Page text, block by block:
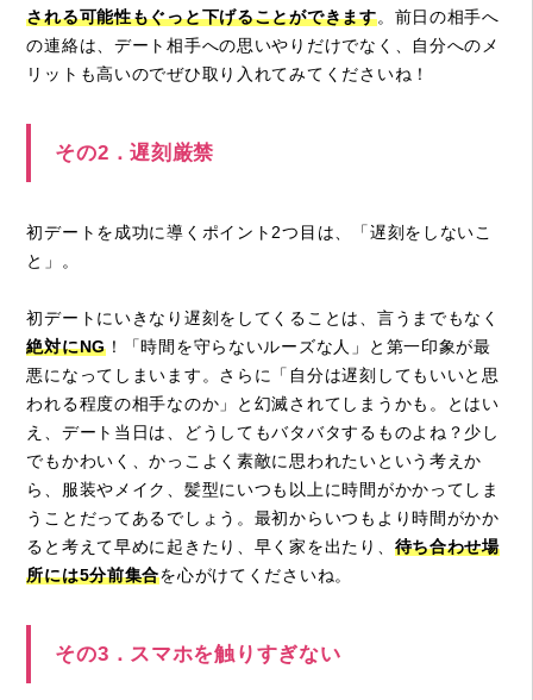
される可能性もぐっと下げることができます。前日の相手へ
の連絡は、デート相手への思いやりだけでなく、自分へのメ
リットも高いのでぜひ取り入れてみてくださいね！
その2．遅刻厳禁
初デートを成功に導くポイント2つ目は、「遅刻をしないこ
と」。
初デートにいきなり遅刻をしてくることは、言うまでもなく
絶対にNG ！「時間を守らないルーズな人」と第一印象が最
悪になってしまいます。さらに「自分は遅刻してもいいと思
われる程度の相手なのか」と幻滅されてしまうかも。とはい
え、デート当日は、どうしてもバタバタするものよね？少し
でもかわいく、かっこよく素敵に思われたいという考えか
ら、服装やメイク、髪型にいつも以上に時間がかかってしま
うことだってあるでしょう。最初からいつもより時間がかか
ると考えて早めに起きたり、早く家を出たり、 待ち合わせ場
所には5分前集合を心がけてくださいね。
その3．スマホを触りすぎない